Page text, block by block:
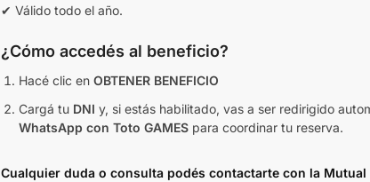
✔ Válido todo el año.
¿Cómo accedés al beneficio?
Hacé clic enOBTENER BENEFICIO
Cargá tu DNIy, si estás habilitado, vas a ser redirigido
WhatsApp con Toto GAMES para coordinar tu reserva.
Cualquier duda o consulta podés contactarte con la Mutual